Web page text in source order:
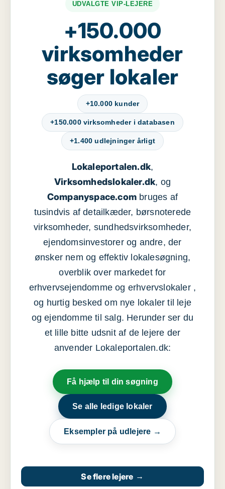
UDVALGTE VIP-LEJERE
+150.000
virksomheder
søger lokaler
+10.000 kunder
+150.000 virksomheder i databasen
+1.400 udlejninger årligt
Lokaleportalen.dk,
Virksomhedslokaler.dk, og
Companyspace.com bruges af
tusindvis af detailkæder, børsnoterede
virksomheder, sundhedsvirksomheder,
ejendomsinvestorer og andre, der
ønsker nem og effektiv lokalesøgning,
overblik over markedet for
erhvervsejendomme og erhvervslokaler ,
og hurtig besked om nye lokaler til leje
og ejendomme til salg. Herunder ser du
et lille bitte udsnit af de lejere der
anvender Lokaleportalen.dk:
Få hjælp til din søgning
Se alle ledige lokaler
Eksempler på udlejere →
Se flere lejere →